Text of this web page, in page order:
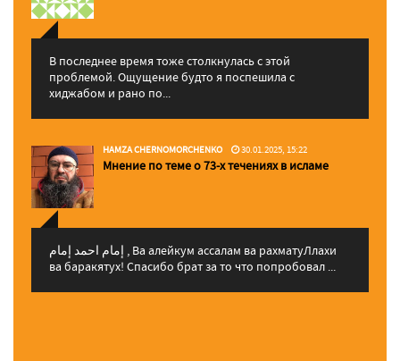
В последнее время тоже столкнулась с этой
проблемой. Ощущение будто я поспешила с
хиджабом и рано по...
HAMZA CHERNOMORCHENKO 30.01.2025, 15:22
Мнение по теме о 73-х течениях в исламе
إمام احمد إمام , Ва алейкум ассалам ва рахматуЛлахи
ва баракятух! Спасибо брат за то что попробовал ...